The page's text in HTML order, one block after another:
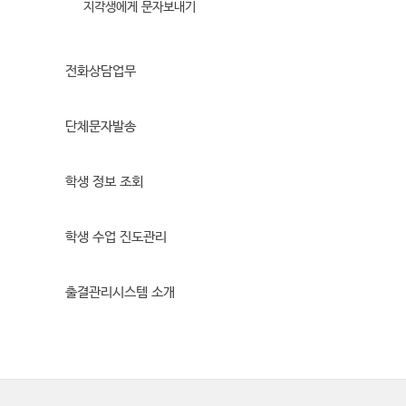
지각생에게 문자보내기
전화상담업무
단체문자발송
학생 정보 조회
학생 수업 진도관리
출결관리시스템 소개